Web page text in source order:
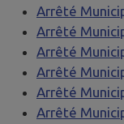
Arrêté
Arrêté
Arrêté
Arrêté
Arrêté
Arrêté